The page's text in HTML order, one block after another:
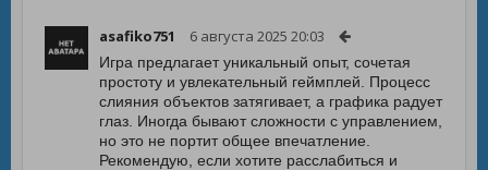
asafiko751 6 августа 2025 20:03
Игра предлагает уникальный опыт, сочетая
простоту и увлекательный геймплей. Процесс
слияния объектов затягивает, а графика радует
глаз. Иногда бывают сложности с управлением,
но это не портит общее впечатление.
Рекомендую, если хотите расслабиться и